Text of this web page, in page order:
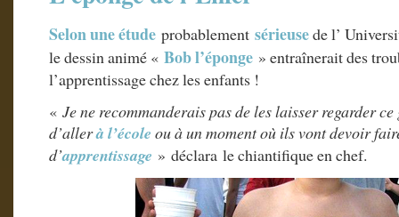
Selon une étude probablement sérieusede l’
le dessin animé « Bob l’éponge » entraînerait des
l’apprentissage chez les enfants !
« Je ne recommanderais pas de les laisser regarder ce
d’allerà l’école ou à un moment où ils vont devoir
d’apprentissage » déclara le chiantifique en chef.